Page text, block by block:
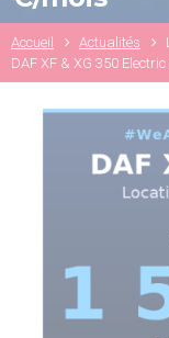
Fil
d'Ariane
Accueil Actualités
DAF XF & XG 350